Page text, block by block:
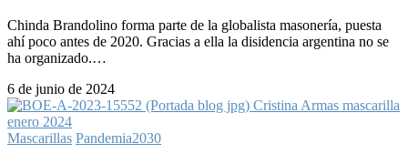
Chinda Brandolino forma parte de la globalista masonería, puesta
ahí poco antes de 2020. Gracias a ella la disidencia argentina no se
ha organizado.…
6 de junio de 2024
Mascarillas Pandemia2030